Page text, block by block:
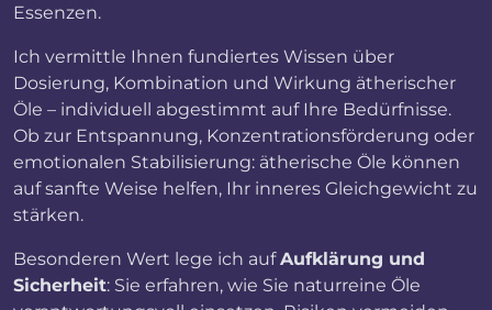
Essenzen.
Ich vermittle Ihnen fundiertes Wissen über
Dosierung, Kombination und Wirkung ätherischer
Öle – individuell abgestimmt auf Ihre Bedürfnisse.
Ob zur Entspannung, Konzentrationsförderung oder
emotionalen Stabilisierung: ätherische Öle können
auf sanfte Weise helfen, Ihr inneres Gleichgewicht zu
stärken.
Besonderen Wert lege ich aufAufklärung und
Sicherheit: Sie erfahren, wie Sie naturreine Öle